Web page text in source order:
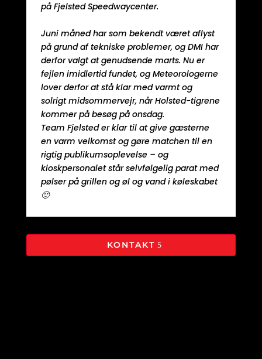
på Fjelsted Speedwaycenter.
Juni måned har som bekendt været aflyst
på grund af tekniske problemer, og DMI har
derfor valgt at genudsende marts. Nu er
fejlen imidlertid fundet, og Meteorologerne
lover derfor at stå klar med varmt og
solrigt midsommervejr, når Holsted-tigrene
kommer på besøg på onsdag.
Team Fjelsted er klar til at give gæsterne
en varm velkomst og gøre matchen til en
rigtig publikumsoplevelse – og
kioskpersonalet står selvfølgelig parat med
pølser på grillen og øl og vand i køleskabet
🙂
KONTAKT